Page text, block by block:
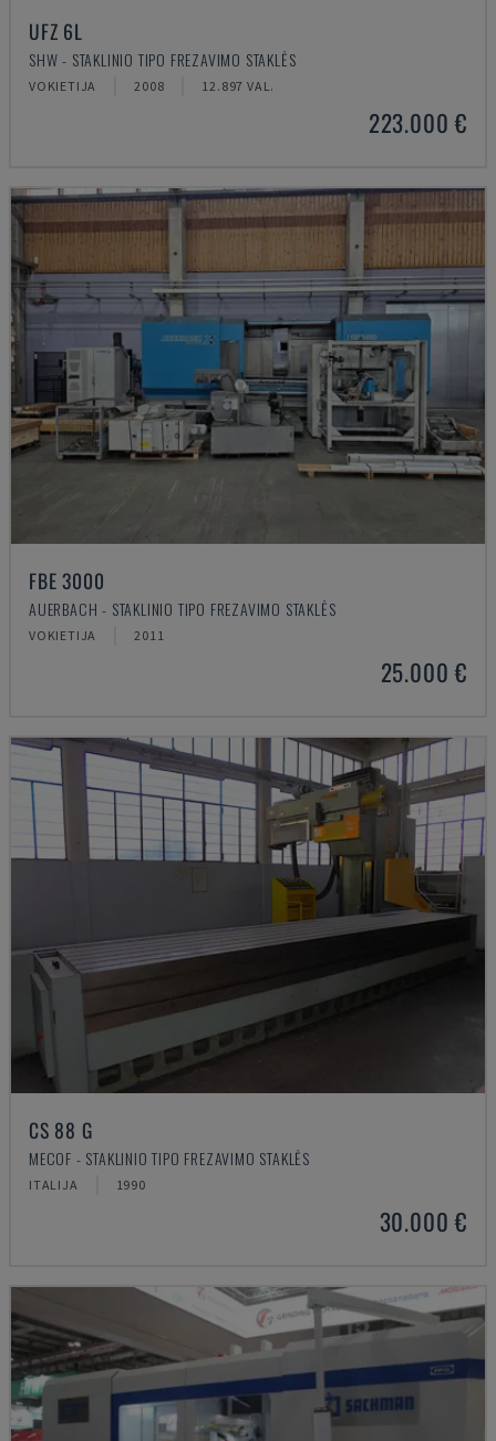
UFZ 6L
SHW - STAKLINIO TIPO FREZAVIMO STAKLĖS
VOKIETIJA 2008 12.897 VAL.
223.000 €
FBE 3000
AUERBACH - STAKLINIO TIPO FREZAVIMO STAKLĖS
VOKIETIJA 2011
25.000 €
CS 88 G
MECOF - STAKLINIO TIPO FREZAVIMO STAKLĖS
ITALIJA 1990
30.000 €